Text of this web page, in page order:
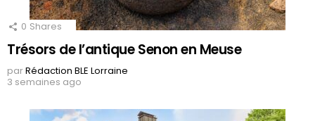
0 Shares
Trésors de l’antique Senon en Meuse
parRédaction BLE Lorraine
3 semaines ago